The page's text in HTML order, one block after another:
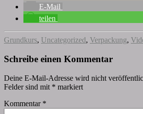
E-Mail
teilen
Grundkurs, Uncategorized, Verpackung,
Schreibe einen Kommentar
Deine E-Mail-Adresse wird nicht
Felder sind mit * markiert
Kommentar *